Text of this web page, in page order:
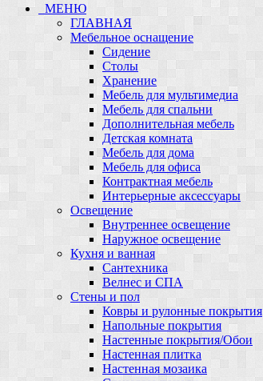
МЕНЮ
ГЛАВНАЯ
Мебельное оснащение
Сидение
Столы
Хранение
Мебель для мультимедиа
Мебель для спальни
Дополнительная мебель
Детская комната
Мебель для дома
Мебель для офиса
Контрактная мебель
Интерьерные аксессуары
Освещение
Внутреннее освещение
Наружное освещение
Кухня и ванная
Сантехника
Велнес и СПА
Стены и пол
Ковры и рулонные покрытия
Напольные покрытия
Настенные покрытия/Обои
Настенная плитка
Настенная мозаика